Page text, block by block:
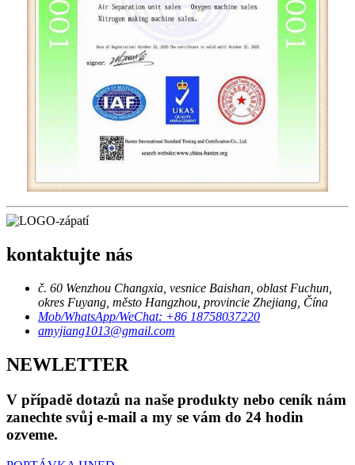
kontaktujte nás
č. 60 Wenzhou Changxia, vesnice Baishan, oblast Fuchun,
okres Fuyang, město Hangzhou, provincie Zhejiang, Čína
Mob/WhatsApp/WeChat: +86 18758037220
amyjiang1013@gmail.com
NEWLETTER
V případě dotazů na naše produkty nebo ceník nám
zanechte svůj e-mail a my se vám do 24 hodin
ozveme.